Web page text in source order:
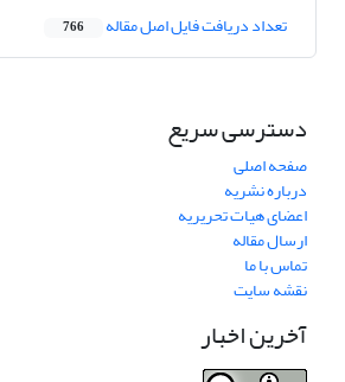
تعداد دریافت فایل اصل مقاله 766
دسترسی سریع
صفحه اصلی
درباره نشریه
اعضای هیات تحریریه
ارسال مقاله
تماس با ما
نقشه سایت
آخرین اخبار